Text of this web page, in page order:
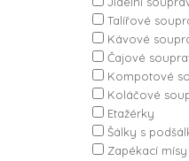
Talířové
Kávové
Čajové
Kompotové
Koláčové
Etažérky
Šálky s
Zapékací mísy